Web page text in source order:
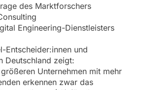
des Marktforschers
Engineering-Dienstleisters
Entscheider:innen und
Deutschland zeigt:
Unternehmen mit mehr
erkennen zwar das